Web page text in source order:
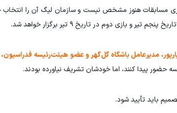
مسابقات هنوز مشخص نیست و سازمان لیگ آن را انتخاب
دوم در تاریخ ۹ تیر برگزار خواهد شد.
مدیرعامل باشگاه گل‌گهر و عضو هیئت‌رئیسه
حضور پیدا کنند، اما خودشان تشریف نیاورده بودند.
باید تأیید شود.